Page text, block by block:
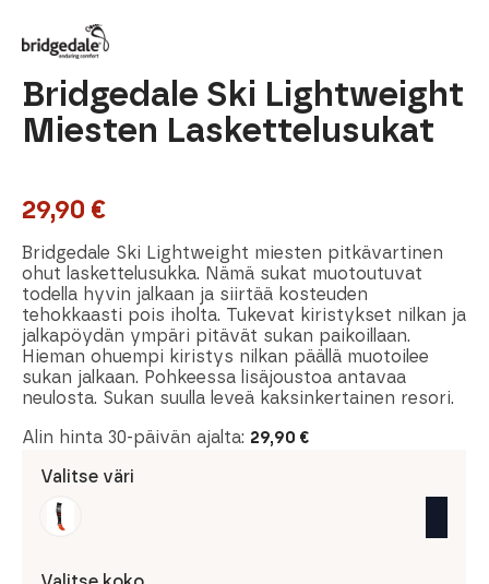
Bridgedale Ski Lightweight
Miesten Laskettelusukat
29,90 €
Bridgedale Ski Lightweight miesten pitkävartinen
ohut laskettelusukka. Nämä sukat muotoutuvat
todella hyvin jalkaan ja siirtää kosteuden
tehokkaasti pois iholta. Tukevat kiristykset nilkan ja
jalkapöydän ympäri pitävät sukan paikoillaan.
Hieman ohuempi kiristys nilkan päällä muotoilee
sukan jalkaan. Pohkeessa lisäjoustoa antavaa
neulosta. Sukan suulla leveä kaksinkertainen resori.
Alin hinta 30-päivän ajalta: 29,90 €
Valitse väri